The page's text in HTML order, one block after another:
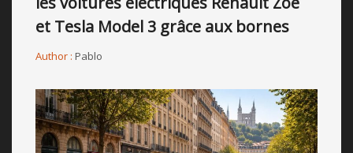
et Tesla Model 3 grâce aux bornes
Author : Pablo